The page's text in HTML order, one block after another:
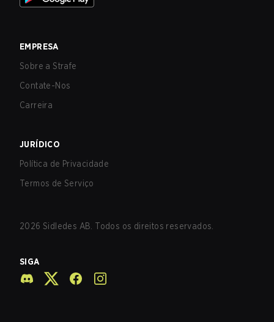
EMPRESA
Sobre a Strafe
Contate-Nos
Carreira
JURÍDICO
Política de Privacidade
Termos de Serviço
2026 Sidledes AB. Todos os direitos reservados.
SIGA